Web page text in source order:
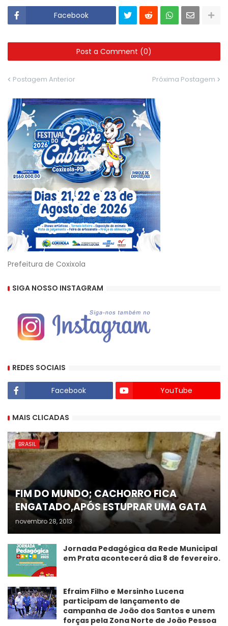
Facebook
Post a Comment (0)
Postagem Anterior Próxima Postagem
Prefeitura de Coxixola
SIGA NOSSO INSTAGRAM
REDES SOCIAIS
Facebook YouTube
MAIS CLICADAS
BRASIL
FIM DO MUNDO; CACHORRO FICA
ENGATADO,APÓS ESTUPRAR UMA GATA
novembro 28, 2013
Jornada Pedagógica da Rede Municipal
em Prata acontecerá dia 8 de fevereiro.
Efraim Filho e Mersinho Lucena
participam de lançamento de
campanha de João dos Santos e unem
forças pela Zona Norte de João Pessoa